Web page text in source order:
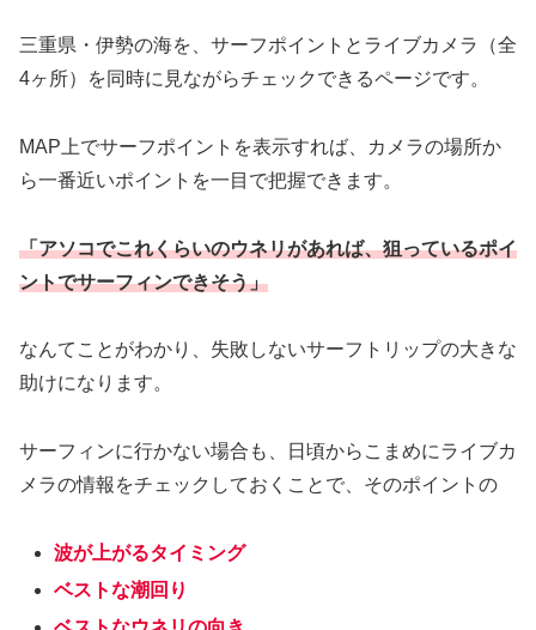
三重県・伊勢の海を、サーフポイントとライブカメラ（全
4ヶ所）を同時に見ながらチェックできるページです。
MAP上でサーフポイントを表示すれば、カメラの場所か
ら一番近いポイントを一目で把握できます。
「アソコでこれくらいのウネリがあれば、狙っているポイ
ントでサーフィンできそう」
なんてことがわかり、失敗しないサーフトリップの大きな
助けになります。
サーフィンに行かない場合も、日頃からこまめにライブカ
メラの情報をチェックしておくことで、そのポイントの
波が上がるタイミング
ベストな潮回り